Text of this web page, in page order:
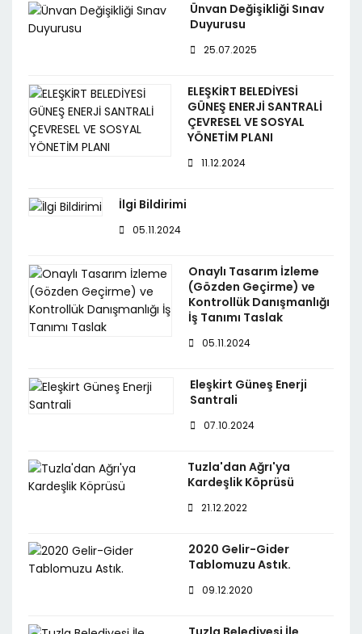
Ünvan Değişikliği Sınav
Duyurusu
25.07.2025
ELEŞKİRT BELEDİYESİ
GÜNEŞ ENERJİ SANTRALİ
ÇEVRESEL VE SOSYAL
YÖNETİM PLANI
11.12.2024
İlgi Bildirimi
05.11.2024
Onaylı Tasarım İzleme
(Gözden Geçirme) ve
Kontrollük Danışmanlığı
İş Tanımı Taslak
05.11.2024
Eleşkirt Güneş Enerji
Santrali
07.10.2024
Tuzla'dan Ağrı'ya
Kardeşlik Köprüsü
21.12.2022
2020 Gelir-Gider
Tablomuzu Astık.
09.12.2020